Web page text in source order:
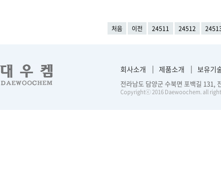
처음 이전 24511 24512
회사소개 제품소개 보유기
전라남도 담양군 수북면 포백길
Copyrightⓒ 2016 Daewoochem. all